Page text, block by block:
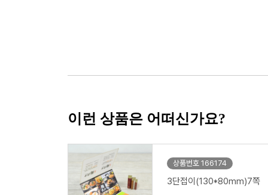
이런 상품은 어떠신가요?
상품번호 166174
3단접이(130*80mm)7쪽